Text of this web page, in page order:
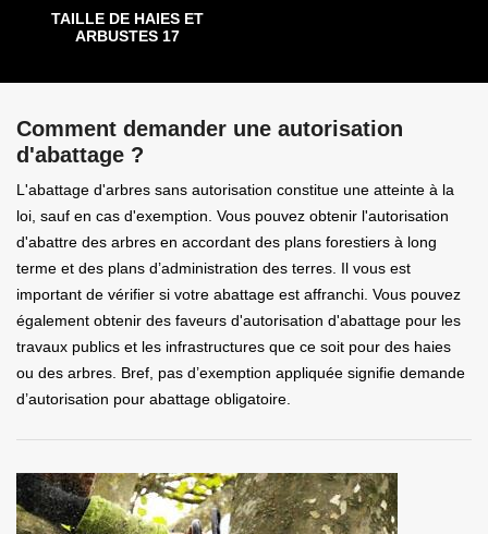
TAILLE DE HAIES ET
ARBUSTES 17
Comment demander une autorisation
d'abattage ?
L'abattage d'arbres sans autorisation constitue une atteinte à la
loi, sauf en cas d'exemption. Vous pouvez obtenir l'autorisation
d'abattre des arbres en accordant des plans forestiers à long
terme et des plans d’administration des terres. Il vous est
important de vérifier si votre abattage est affranchi. Vous pouvez
également obtenir des faveurs d'autorisation d'abattage pour les
travaux publics et les infrastructures que ce soit pour des haies
ou des arbres. Bref, pas d’exemption appliquée signifie demande
d’autorisation pour abattage obligatoire.